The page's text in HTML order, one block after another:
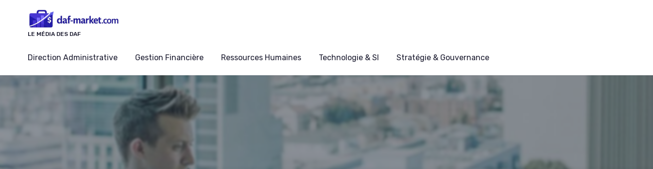
LE MÉDIA DES DAF
Direction Administrative Gestion Financière Ressources Humaines Technologie & SI Stratégie & Gouvernance